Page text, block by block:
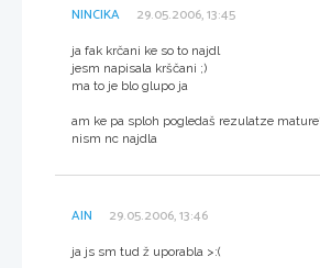
NINCIKA 29.05.2006, 13:45
ja fak krčani ke so to najdl
jesm napisala krščani ;)
ma to je blo glupo ja
am ke pa sploh pogledaš rezulatze
nism nc najdla
AIN 29.05.2006, 13:46
ja js sm tud ž uporabla >:(